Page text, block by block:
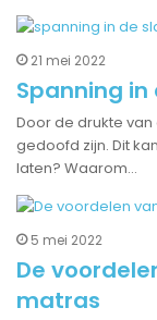
21 mei 2022
Spanning
Door de drukte
gedoofd zijn. Dit
laten? Waarom…
5 mei 2022
De
matras